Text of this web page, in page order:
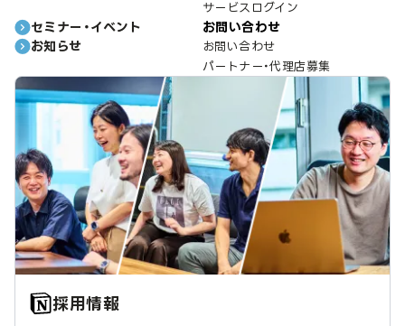
サービスログイン
セミナー・イベント
お知らせ
お問い合わせ
お問い合わせ
パートナー・代理店募集
採用情報